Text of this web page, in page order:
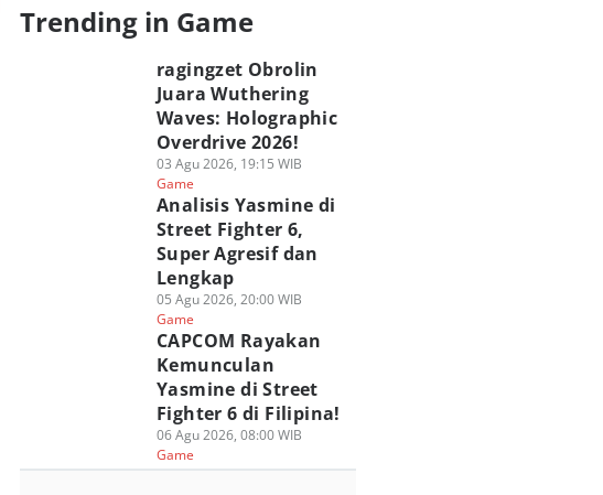
Trending in Game
ragingzet Obrolin
Juara Wuthering
Waves: Holographic
Overdrive 2026!
03 Agu 2026, 19:15 WIB
Game
Analisis Yasmine di
Street Fighter 6,
Super Agresif dan
Lengkap
05 Agu 2026, 20:00 WIB
Game
CAPCOM Rayakan
Kemunculan
Yasmine di Street
Fighter 6 di Filipina!
06 Agu 2026, 08:00 WIB
Game